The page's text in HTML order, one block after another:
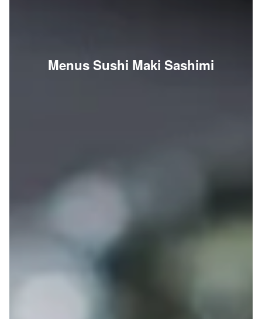
Menus Sushi Maki Sashimi